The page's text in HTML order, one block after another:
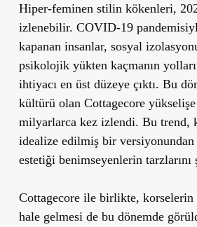
Hiper-feminen stilin kökenleri,
izlenebilir. COVID-19
kapanan insanlar, sosyal
psikolojik yükten kaçmanın
ihtiyacı en üst düzeye çıktı. Bu
kültürü olan Cottagecoreyükselişe
milyarlarca kez izlendi. Bu trend,
idealize edilmiş bir
estetiği benimseyenlerin
Cottagecoreile birlikte, korselerin
hale gelmesi de bu dönemde